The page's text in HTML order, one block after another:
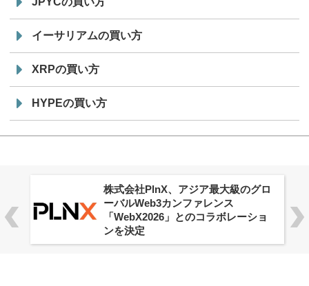
イーサリアムの買い方
XRPの買い方
HYPEの買い方
Aster Vault、全ユーザー向けに提供
開始